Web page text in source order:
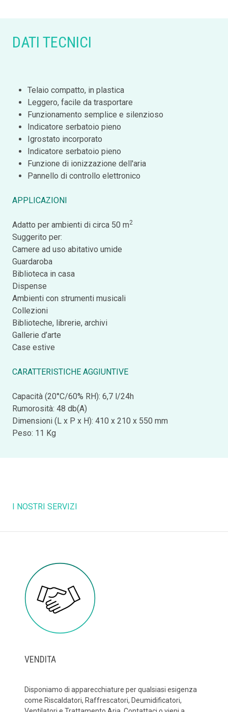
DATI TECNICI
Telaio compatto, in plastica
Leggero, facile da trasportare
Funzionamento semplice e silenzioso
Indicatore serbatoio pieno
Igrostato incorporato
Indicatore serbatoio pieno
Funzione di ionizzazione dell'aria
Pannello di controllo elettronico
APPLICAZIONI
Adatto per ambienti di circa 50 m2
Suggerito per:
Camere ad uso abitativo umide
Guardaroba
Biblioteca in casa
Dispense
Ambienti con strumenti musicali
Collezioni
Biblioteche, librerie, archivi
Gallerie d’arte
Case estive
CARATTERISTICHE AGGIUNTIVE
Capacità (20°C/60% RH): 6,7 l/24h
Rumorosità: 48 db(A)
Dimensioni (L x P x H): 410 x 210 x 550 mm
Peso: 11 Kg
I NOSTRI SERVIZI
VENDITA
Disponiamo di apparecchiature per qualsiasi esigenza
come Riscaldatori, Raffrescatori, Deumidificatori,